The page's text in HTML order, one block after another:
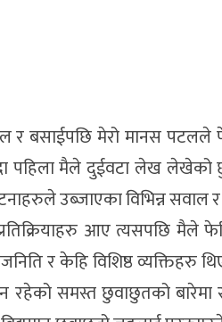
बसाईपछि मेरो मानस पटलले
पहिला मैले दुईवटा लेख लेखेको
उब्जाएका विभिन्न
आए त्यसपछि मैले
र केहि विशिष्ठ व्यक्तिहरु
समस्त छुवाछुतको बारेमा